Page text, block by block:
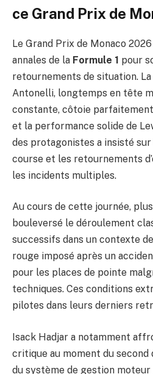
ce Grand Prix de
Le Grand Prix de Monaco
annales de la Formule 1 pour
retournements de situation.
Antonelli, longtemps en tête
constante, côtoie parfaitement
et la performance solide de
des protagonistes a insisté
course et les retournements
les incidents multiples.
Au cours de cette journée,
bouleversé le déroulement
successifs dans un contexte
rouge imposé après un
pour les places de pointe
techniques. Ces conditions
pilotes dans leurs derniers
Isack Hadjar a notamment
critique au moment du second
du système de gestion moteur